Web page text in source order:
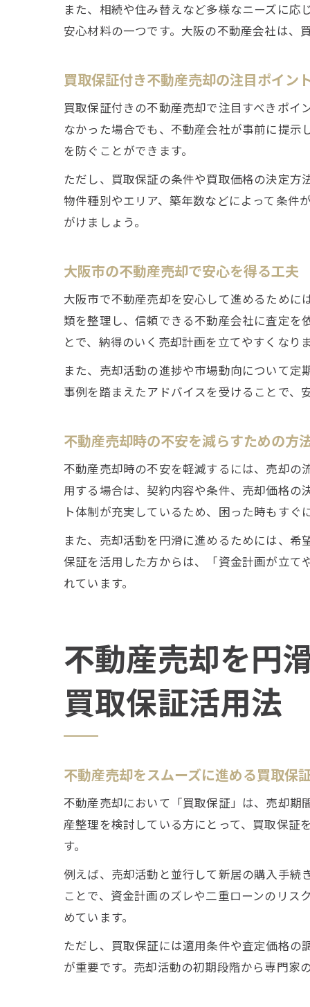
また、相続や住み替えなど多様なニーズに
安心材料の一つです。大阪の不動産会社は、
買取保証付き不動産売却の注目ポイント
買取保証付きの不動産売却で注目すべきポ
なかった場合でも、不動産会社が事前に提
を防ぐことができます。
ただし、買取保証の条件や買取価格の決定方
物件種別やエリア、築年数などによって条件
がけましょう。
大阪市の不動産売却で安心を得る工夫
大阪市で不動産売却を安心して進めるため
類を整理し、信頼できる不動産会社に査定を
とで、納得のいく売却計画を立てやすくなりま
また、売却活動の進捗や市場動向について
事例を踏まえたアドバイスを受けることで、
不動産売却時の不安を減らすための方
不動産売却時の不安を軽減するには、売却の
用する場合は、契約内容や条件、売却価格
ト体制が充実しているため、困った時もすぐ
また、売却活動を円滑に進めるためには、
保証を活用した方からは、「資金計画が立て
れています。
不動産売却を円
買取保証活用法
不動産売却をスムーズに進める買取保
不動産売却において「買取保証」は、売却期
産整理を検討している方にとって、買取保証
す。
例えば、売却活動と並行して新居の購入手続
ことで、資金計画のズレや二重ローンのリ
めています。
ただし、買取保証には適用条件や査定価格
が重要です。売却活動の初期段階から専門家